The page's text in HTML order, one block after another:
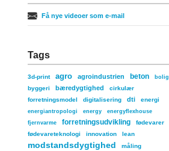
Få nye videoer som e-mail
Tags
3d-print agro agroindustrien beton bolig
byggeri bæredygtighed
cirkulær
forretningsmodel
digitalisering dti energi
energiantropologi energy
energyflexhouse
fjernvarme
forretningsudvikling
fødevarer
fødevareteknologi
innovation lean
modstandsdygtighed måling